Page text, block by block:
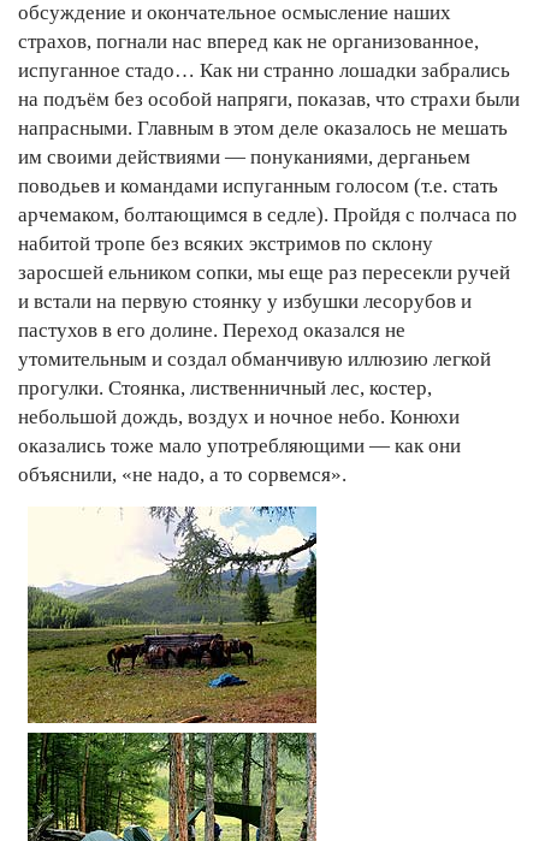
обсуждение и окончательное осмысление наших
страхов, погнали нас вперед как не организованное,
испуганное стадо… Как ни странно лошадки забрались
на подъём без особой напряги, показав, что страхи были
напрасными. Главным в этом деле оказалось не мешать
им своими действиями — понуканиями, дерганьем
поводьев и командами испуганным голосом (т.е. стать
арчемаком, болтающимся в седле). Пройдя с полчаса по
набитой тропе без всяких экстримов по склону
заросшей ельником сопки, мы еще раз пересекли ручей
и встали на первую стоянку у избушки лесорубов и
пастухов в его долине. Переход оказался не
утомительным и создал обманчивую иллюзию легкой
прогулки. Стоянка, лиственничный лес, костер,
небольшой дождь, воздух и ночное небо. Конюхи
оказались тоже мало употребляющими — как они
объяснили, «не надо, а то сорвемся».